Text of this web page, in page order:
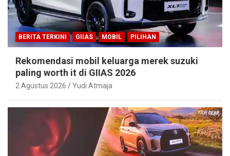
BERITA TERKINI GIIAS MOBIL PILIHAN
Rekomendasi mobil keluarga merek suzuki
paling worth it di GIIAS 2026
2 Agustus 2026 Yudi Atmaja